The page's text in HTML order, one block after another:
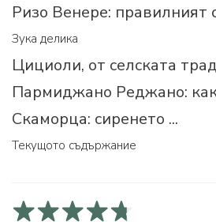
Ризо Венере: правилният
Зука делика
Цициоли, от селската
Пармиджано Реджано:
Скаморца: сиренето ...
Текущото съдържание